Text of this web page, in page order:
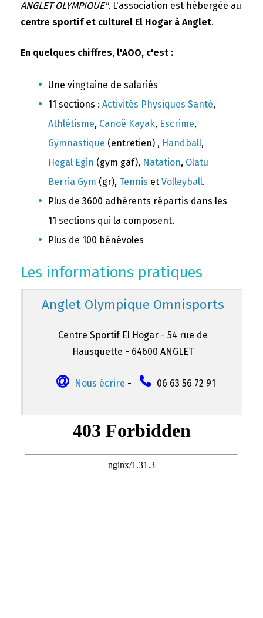
ANGLET OLYMPIQUE". L'association est hébergée au
centre sportif et culturel El Hogar à Anglet.
En quelques chiffres, l'AOO, c'est :
Une vingtaine de salariés
11 sections : Activités Physiques Santé,
Athlétisme, Canoë Kayak, Escrime,
Gymnastique (entretien) , Handball,
Hegal Egin (gym gaf), Natation, Olatu
Berria Gym (gr), Tennis et Volleyball.
Plus de 3600 adhérents répartis dans les
11 sections qui la composent.
Plus de 100 bénévoles
Les informations pratiques
Anglet Olympique Omnisports
Centre Sportif El Hogar - 54 rue de
Hausquette - 64600 ANGLET
Nous écrire - 06 63 56 72 91